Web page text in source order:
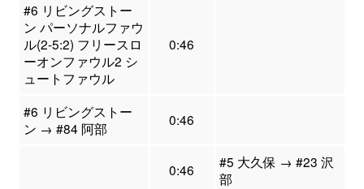
#6 リビングストー
ン パーソナルファウ
ル(2-5:2) フリースロ
ーオンファウル2 シ
ュートファウル
0:46
#6 リビングストー
ン → #84 阿部
0:46
0:46
#5 大久保 → #23 沢
部